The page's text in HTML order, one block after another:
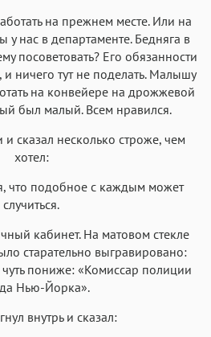
на прежнем месте. Или на
нас в департаменте. Бедняга в
посоветовать? Его обязанности
ничего тут не поделать. Малышу
на конвейере на дрожжевой
был малый. Всем нравился.
сказал несколько строже, чем
хотел:
что подобное с каждым может
случиться.
кабинет. На матовом стекле
старательно выгравировано:
пониже: «Комиссар полиции
Нью-Йорка».
внутрь и сказал: